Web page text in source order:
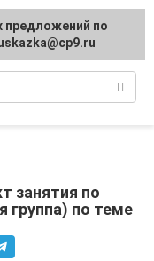
занятия по
по теме
по